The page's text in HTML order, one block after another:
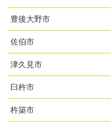
豊後大野市
佐伯市
津久見市
臼杵市
杵築市